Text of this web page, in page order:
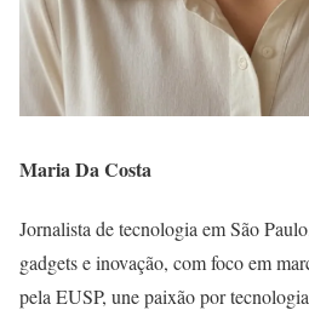
Maria Da Costa
Jornalista de tecnologia em São
gadgets e inovação, com foco em
pela EUSP, une paixão por